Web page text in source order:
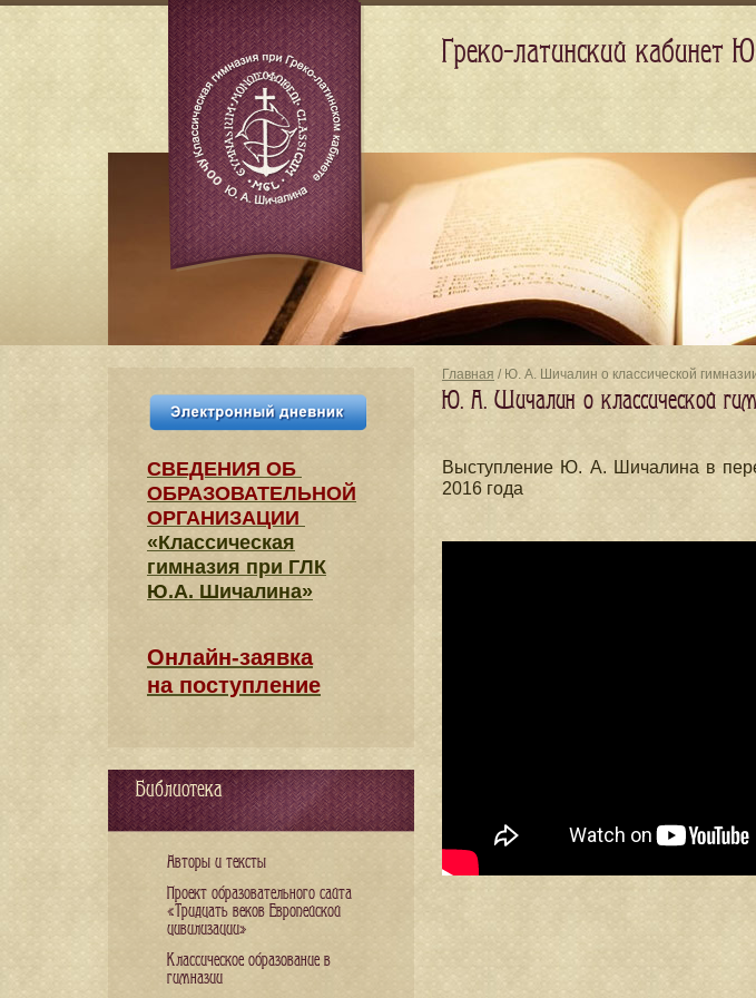
Главная / Ю. А. Шичалин о классической
Ю. А. Шичалин о классической
Выступление Ю. А. Шичалина в
2016 года
СВЕДЕНИЯ​ ОБ
ОБРАЗОВАТЕЛЬНОЙ
ОРГАНИЗАЦИИ
«Классическая
гимназия при ГЛК
Ю.А. Шичалина»
Онлайн-заявка
на поступление
Библиотека
Авторы и тексты
Проект образовательного сайта
«Тридцать веков Европейской
цивилизации»
Классическое образование в
гимназии
Греко-латинский кабинет